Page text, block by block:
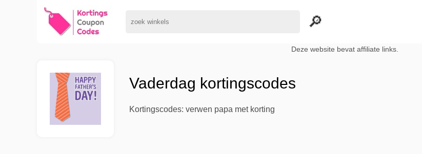
Deze website bevat affiliate links.
Vaderdag kortingscodes
Kortingscodes: verwen papa met korting